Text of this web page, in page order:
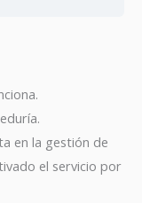
en la gestión de
el servicio por